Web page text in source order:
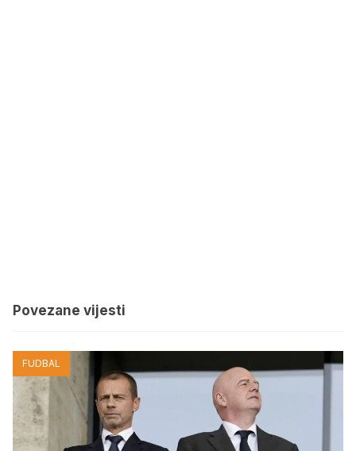
Povezane vijesti
FUDBAL